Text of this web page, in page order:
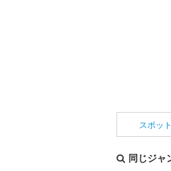
スポッ
同じジャ